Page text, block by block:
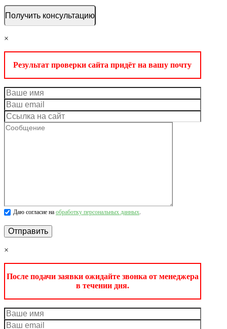
×
Результат проверки сайта придёт на вашу почту
Даю согласие на обработку персональных данных.
×
После подачи заявки ожидайте звонка от менеджера
в течении дня.